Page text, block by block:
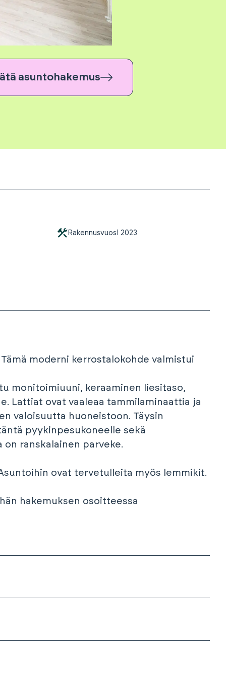
asuntohakemus
Rakennusvuosi 2023
moderni kerrostalokohde valmistui
monitoimiuuni, keraaminen liesitaso,
Lattiat ovat vaaleaa tammilaminaattia ja
valoisuutta huoneistoon. Täysin
pyykinpesukoneelle sekä
ranskalainen parveke.
ovat tervetulleita myös lemmikit.
hakemuksen osoitteessa